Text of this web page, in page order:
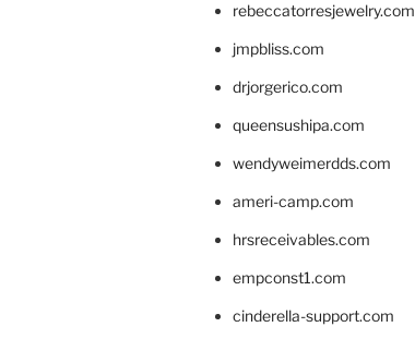
rebeccatorresjewelry.com
jmpbliss.com
drjorgerico.com
queensushipa.com
wendyweimerdds.com
ameri-camp.com
hrsreceivables.com
empconst1.com
cinderella-support.com